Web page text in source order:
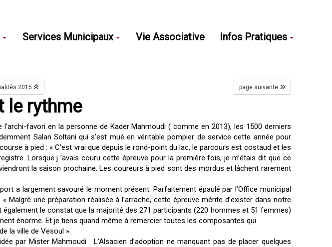
Services Municipaux Vie Associative Infos Pratiques
2015 page suivante
le rythme
favori en la personne de Kader Mahmoudi ( comme en 2013), les 1500 derniers
Salan Soltani qui s’est mué en véritable pompier de service cette année pour
à pied : « C’est vrai que depuis le rond-point du lac, le parcours est costaud et les
Lorsque j ’avais couru cette épreuve pour la première fois, je m’étais dit que ce
la saison prochaine. Les coureurs à pied sont des mordus et lâchent rarement
a largement savouré le moment présent. Parfaitement épaulé par l’Office municipal
une préparation réalisée à l’arrache, cette épreuve mérite d’exister dans notre
le constat que la majorité des 271 participants (220 hommes et 51 femmes)
énorme. Et je tiens quand même à remercier toutes les composantes qui
la ville de Vesoul ».
par Mister Mahmoudi . L’Alsacien d’adoption ne manquant pas de placer quelques